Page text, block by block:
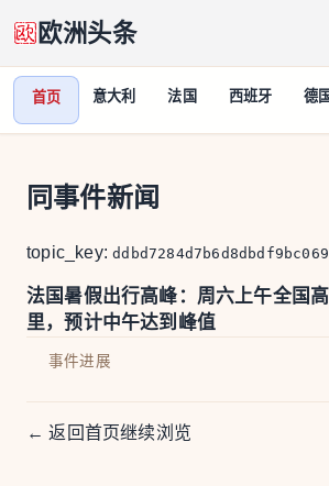
欧洲头条
首页 意大利 法国 西班牙 德国
同事件新闻
topic_key:ddbd7284d7b6d8dbdf9bc069
法国暑假出行高峰：周六上午全国
里，预计中午达到峰值
事件进展
← 返回首页继续浏览